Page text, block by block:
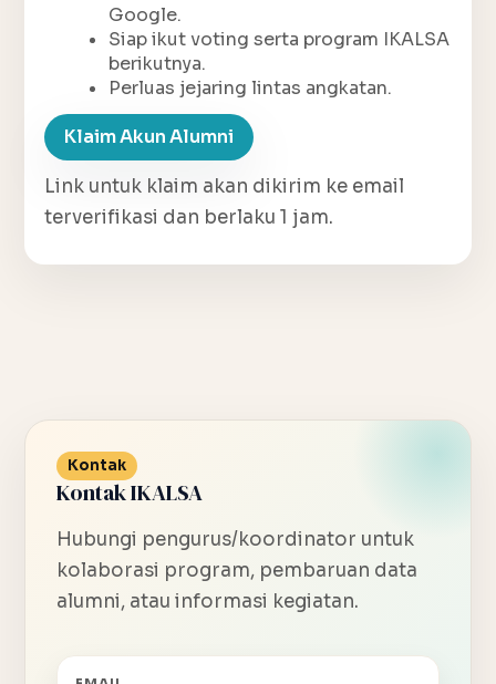
Google.
Siap ikut voting serta program IKALSA
berikutnya.
Perluas jejaring lintas angkatan.
Klaim Akun Alumni
Link untuk klaim akan dikirim ke email
terverifikasi dan berlaku 1 jam.
Kontak
Kontak IKALSA
Hubungi pengurus/koordinator untuk
kolaborasi program, pembaruan data
alumni, atau informasi kegiatan.